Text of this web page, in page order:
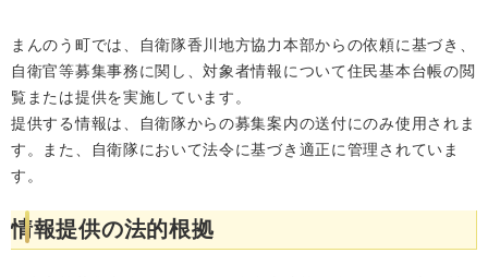
まんのう町では、自衛隊香川地方協力本部からの依頼に基づき、
自衛官等募集事務に関し、対象者情報について住民基本台帳の閲
覧または提供を実施しています。
提供する情報は、自衛隊からの募集案内の送付にのみ使用されま
す。また、自衛隊において法令に基づき適正に管理されていま
す。
情報提供の法的根拠